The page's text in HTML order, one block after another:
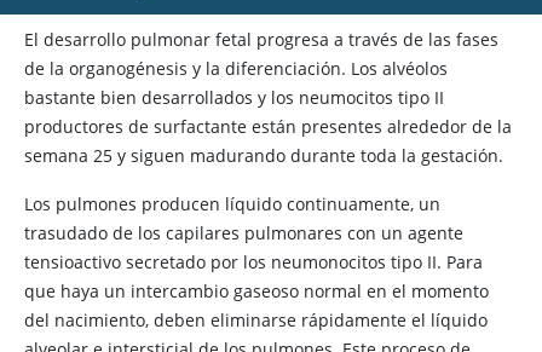
El desarrollo pulmonar fetal progresa a través de las fases
de la organogénesis y la diferenciación. Los alvéolos
bastante bien desarrollados y los neumocitos tipo II
productores de surfactante están presentes alrededor de la
semana 25 y siguen madurando durante toda la gestación.
Los pulmones producen líquido continuamente, un
trasudado de los capilares pulmonares con un agente
tensioactivo secretado por los neumonocitos tipo II. Para
que haya un intercambio gaseoso normal en el momento
del nacimiento, deben eliminarse rápidamente el líquido